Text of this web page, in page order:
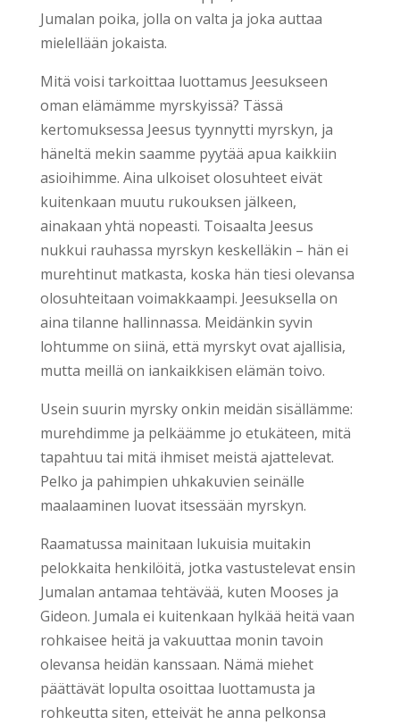
Jumalan poika, jolla on valta ja joka auttaa
mielellään jokaista.
Mitä voisi tarkoittaa luottamus Jeesukseen
oman elämämme myrskyissä? Tässä
kertomuksessa Jeesus tyynnytti myrskyn, ja
häneltä mekin saamme pyytää apua kaikkiin
asioihimme. Aina ulkoiset olosuhteet eivät
kuitenkaan muutu rukouksen jälkeen,
ainakaan yhtä nopeasti. Toisaalta Jeesus
nukkui rauhassa myrskyn keskelläkin – hän ei
murehtinut matkasta, koska hän tiesi olevansa
olosuhteitaan voimakkaampi. Jeesuksella on
aina tilanne hallinnassa. Meidänkin syvin
lohtumme on siinä, että myrskyt ovat ajallisia,
mutta meillä on iankaikkisen elämän toivo.
Usein suurin myrsky onkin meidän sisällämme:
murehdimme ja pelkäämme jo etukäteen, mitä
tapahtuu tai mitä ihmiset meistä ajattelevat.
Pelko ja pahimpien uhkakuvien seinälle
maalaaminen luovat itsessään myrskyn.
Raamatussa mainitaan lukuisia muitakin
pelokkaita henkilöitä, jotka vastustelevat ensin
Jumalan antamaa tehtävää, kuten Mooses ja
Gideon. Jumala ei kuitenkaan hylkää heitä vaan
rohkaisee heitä ja vakuuttaa monin tavoin
olevansa heidän kanssaan. Nämä miehet
päättävät lopulta osoittaa luottamusta ja
rohkeutta siten, etteivät he anna pelkonsa